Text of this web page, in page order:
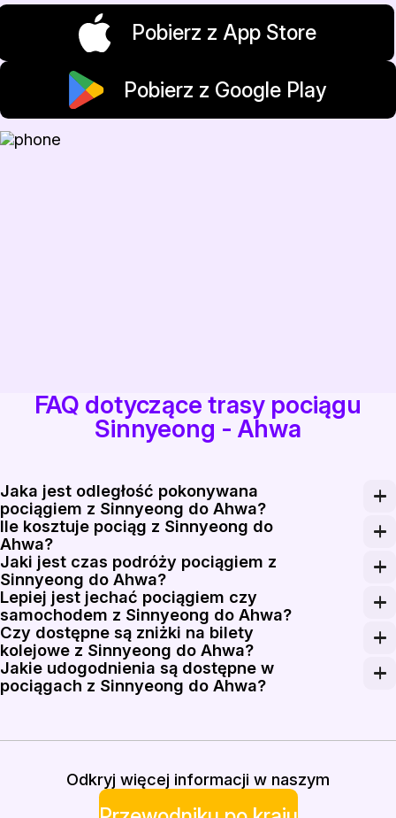
Pobierz z App Store
Pobierz z Google Play
FAQ dotyczące trasy pociągu
Sinnyeong - Ahwa
Jaka jest odległość pokonywana
pociągiem z Sinnyeong do Ahwa?
Odległość pokonywana pociągiem z Sinnyeong do
Ile kosztuje pociąg z Sinnyeong do
Ahwa?
Pociąg z Sinnyeong do Ahwa kosztuje od 80 000
Jaki jest czas podróży pociągiem z
Sinnyeong do Ahwa?
Podróż pociągiem z Sinnyeong do Ahwa trwa około
Lepiej jest jechać pociągiem czy
samochodem z Sinnyeong do Ahwa?
Podróż pociągiem jest zazwyczaj bardziej wygodna,
Czy dostępne są zniżki na bilety
kolejowe z Sinnyeong do Ahwa?
Zniżki mogą być dostępne dla seniorów, studentów i
Jakie udogodnienia są dostępne w
pociągach z Sinnyeong do Ahwa?
Odkryj więcej informacji w naszym